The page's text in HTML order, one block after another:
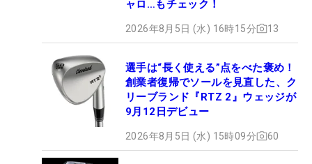
ャロ…もチェック！
2026年8月5日 (水) 16時15分 13
選手は“長く使える”点をべた褒め！
創業者復帰でソールを見直した、ク
リーブランド『RTZ 2』ウェッジが
9月12日デビュー
2026年8月5日 (水) 15時09分 60